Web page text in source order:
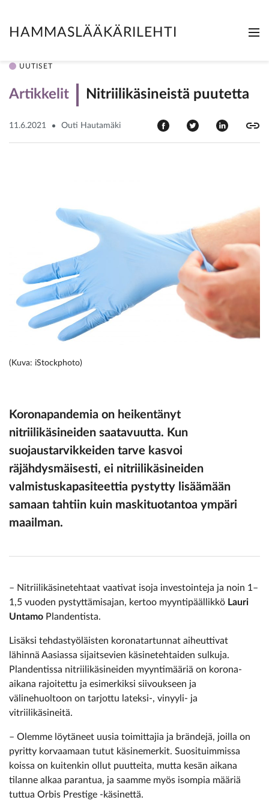
HAMMASLÄÄKÄRILEHTI
UUTISET
Artikkelit Nitriilikäsineistä puutetta
11.6.2021 Outi Hautamäki
(Kuva: iStockphoto)
Koronapandemia on heikentänyt
nitriilikäsineiden saatavuutta. Kun
suojaustarvikkeiden tarve kasvoi
räjähdysmäisesti, ei nitriilikäsineiden
valmistuskapasiteettia pystytty lisäämään
samaan tahtiin kuin maskituotantoa ympäri
maailman.
– Nitriilikäsinetehtaat vaativat isoja investointeja ja noin 1–
1,5 vuoden pystyttämisajan, kertoo myyntipäällikkö Lauri
Untamo Plandentista.
Lisäksi tehdastyöläisten koronatartunnat aiheuttivat
lähinnä Aasiassa sijaitsevien käsinetehtaiden sulkuja.
Plandentissa nitriilikäsineiden myyntimääriä on korona-
aikana rajoitettu ja esimerkiksi siivoukseen ja
välinehuoltoon on tarjottu lateksi-, vinyyli- ja
vitriilikäsineitä.
– Olemme löytäneet uusia toimittajia ja brändejä, joilla on
pyritty korvaamaan tutut käsinemerkit. Suosituimmissa
koissa on kuitenkin ollut puutteita, mutta kesän aikana
tilanne alkaa parantua, ja saamme myös isompia määriä
tuttua Orbis Prestige -käsinettä.